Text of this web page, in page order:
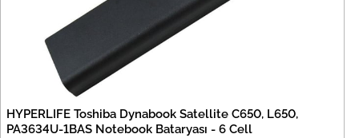
HYPERLIFE Toshiba Dynabook Satellite C650, L650,
PA3634U-1BAS Notebook Bataryası - 6 Cell